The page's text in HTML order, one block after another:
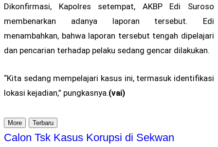
Dikonfirmasi, Kapolres setempat, AKBP Edi Suroso
membenarkan adanya laporan tersebut. Edi
menambahkan, bahwa laporan tersebut tengah dipelajari
dan pencarian terhadap pelaku sedang gencar dilakukan.
“Kita sedang mempelajari kasus ini, termasuk identifikasi
lokasi kejadian,” pungkasnya.(vai)
More Terbaru
Calon Tsk Kasus Korupsi di Sekwan